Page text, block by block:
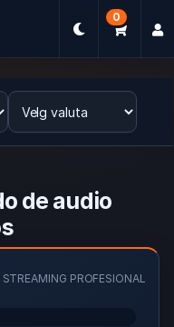
0
de audio
STREAMING PROFESIONAL